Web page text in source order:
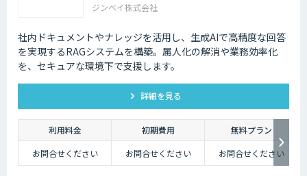
ジンベイ株式会社
社内ドキュメントやナレッジを活用し、生成AIで高精度な回答
を実現するRAGシステムを構築。属人化の解消や業務効率化
を、セキュアな環境下で支援します。
詳細を見る
利用料金 初期費用
無料プラン
お問合せください
お問合せください お問合せください